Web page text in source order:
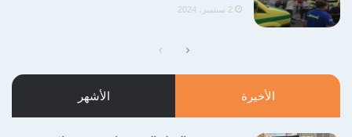
2 سبتمبر، 2024
الصفحة
السابقة
الصفحة
التالية
الأخيرة الأشهر